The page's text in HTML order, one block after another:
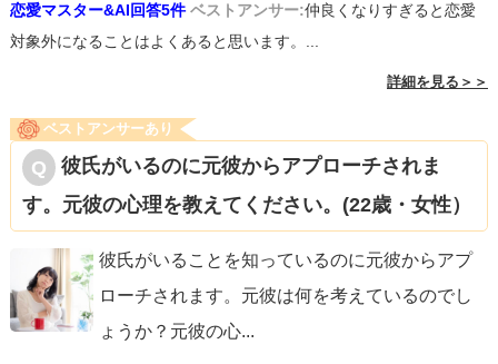
恋愛マスター&AI回答5件 ベストアンサー:仲良くなりすぎると恋愛
対象外になることはよくあると思います。...
詳細を見る＞＞
ベストアンサーあり
彼氏がいるのに元彼からアプローチされま
す。元彼の心理を教えてください。(22歳・女性）
彼氏がいることを知っているのに元彼からアプ
ローチされます。元彼は何を考えているのでし
ょうか？元彼の心...